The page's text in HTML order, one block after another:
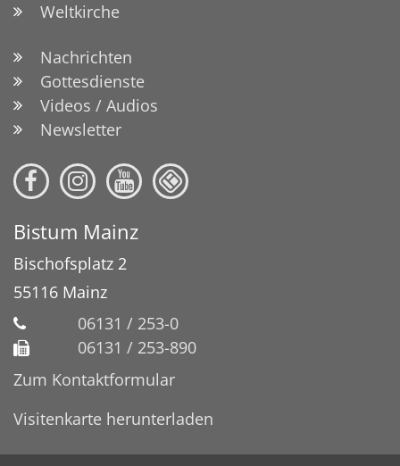
Weltkirche
Nachrichten
Gottesdienste
Videos / Audios
Newsletter
Bistum Mainz
Bischofsplatz 2
55116 Mainz
06131 / 253-0
06131 / 253-890
Zum Kontaktformular
Visitenkarte herunterladen